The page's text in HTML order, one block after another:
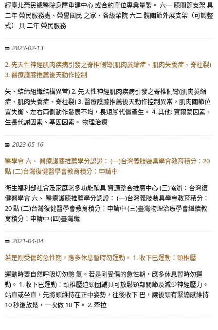
經臺北榮民總醫院身障重建中心 或合約單位專業量製。 六一 膝關節支架 具
二年 榮民服務處、榮譽國民 之家、各級榮院 六二 髖關節外展支架（可調整
式） 具 二年 榮民服務
2023-02-13
2. 先天性神經肌肉疾病引發之脊椎側彎(肌肉萎縮症、肌肉失養症、脊柱裂)
3. 醫療護膝推薦後天動作控制
失、結締組織結構異常) 2. 先天性神經肌肉疾病引發之脊椎側彎(肌肉萎縮
症、肌肉失養症、脊柱裂) 3. 醫療護膝推薦後天動作控制異常，肌肉關節位
置失衡、左右兩側動作發展不均，長短腳代償產生。 4. 其他: 賀爾蒙因素、
生長代謝因素、基因因素。 物理治療
2023-05-16
醫學會 六、 醫療護膝推薦學分認證： (一)台灣義肢裝具學會教育積分：20
點 (二)台灣復健醫學會教育積分：申請中
衛生福利部社會及家庭署多功能輔具 資源整合推廣中心 (三)協辦：台灣復
健醫學會 六、 醫療護膝推薦學分認證： (一)台灣義肢裝具學會教育積分：
20 點 (二)台灣復健醫學會教育積分：申請中 (三)臺灣物理治療學會繼續教
育積分：申請中 (四)臺灣職
2021-04-04
若是剛受傷的急性期，應多休息暫時勿運動。 1. 收下巴運動：頸椎壓
運動時要自然呼吸切勿憋 氣。若是剛受傷的急性期，應多休息暫時勿運
動。 1. 收下巴運動：頸椎壓迫頸圈輔具可放鬆頸部關節及減少神經壓力。
站直或坐直，先將頭維持在正中姿勢，往後收下 巴，讓後頸有緊繃感維持
10 秒後放鬆，一次做 10 下。 2. 牽拉